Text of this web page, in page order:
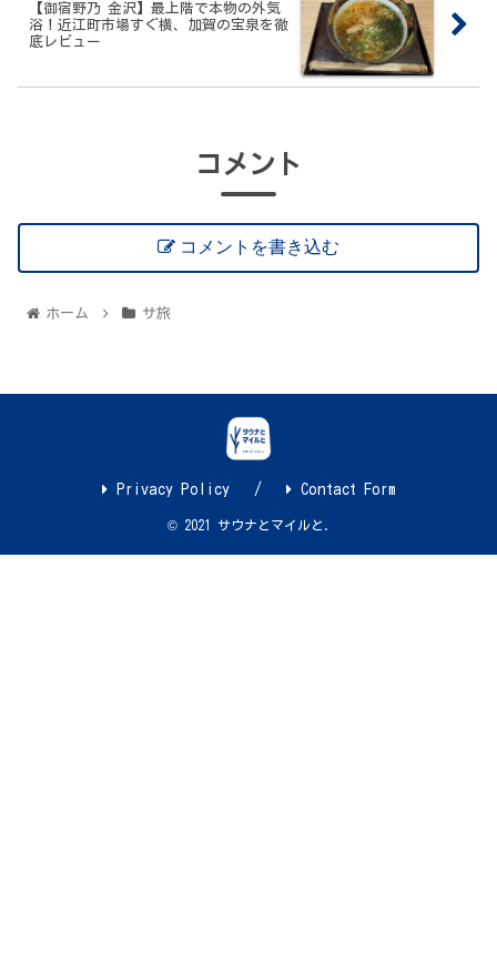
【御宿野乃 金沢】最上階で本物の外気
浴！近江町市場すぐ横、加賀の宝泉を徹
底レビュー
コメント
コメントを書き込む
ホーム サ旅
Privacy Policy Contact Form
© 2021 サウナとマイルと.